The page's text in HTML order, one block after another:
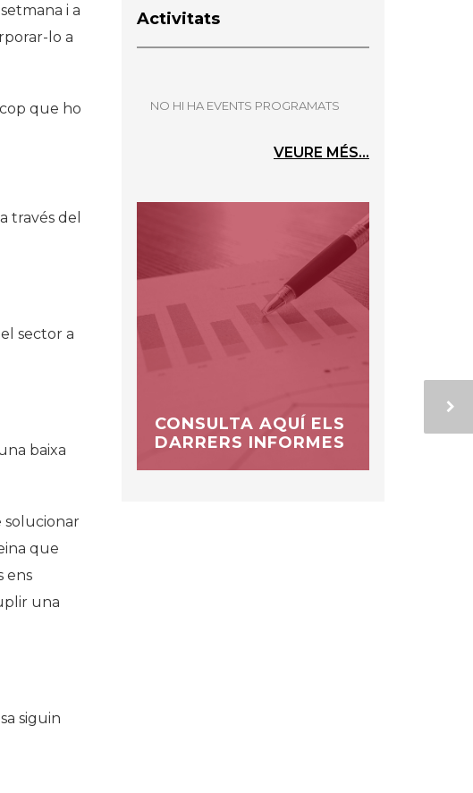
i a
lo a
que ho
través del
sector a
baixa
solucionar
que
ens
una
siguin
Activitats
NO HI HA EVENTS PROGRAMATS
VEURE MÉS...
CONSULTA AQUÍ ELS
DARRERS INFORMES